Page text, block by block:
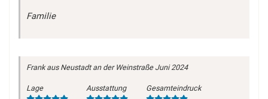
Familie
Frankaus Neustadt an der Weinstraße Juni 2024
Lage Ausstattung Gesamteindruck